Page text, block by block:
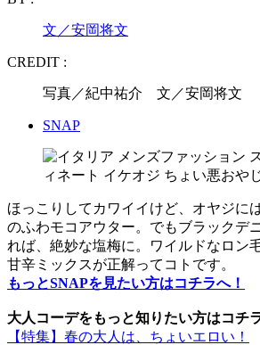
文／安岡将文
CREDIT :
写真／紀中祐介 文／安岡将文
SNAP
ほっこりしてカワイイけど、オヤジに
のふわモコアウター。でもブラックデ
れば、絶妙な塩梅に。ワイルドなロン
甘辛ミックスが正解ってコトです。
もっとSNAPを見たい方はコチラへ！
大人コーデをもっと知りたい方はコチ
【特集】春の大人は、ちょいエロい！